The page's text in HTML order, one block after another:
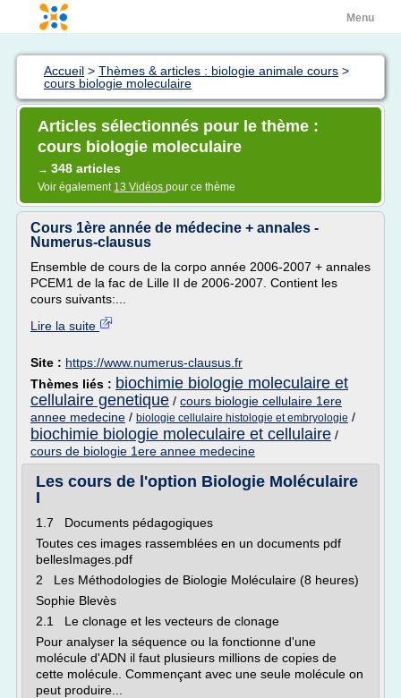
Menu
Accueil > Thèmes & articles : biologie animale cours >
cours biologie moleculaire
Articles sélectionnés pour le thème :
cours biologie moleculaire
→ 348 articles
Voir également 13 Vidéos pour ce thème
Cours 1ère année de médecine + annales -
Numerus-clausus
Ensemble de cours de la corpo année 2006-2007 + annales
PCEM1 de la fac de Lille II de 2006-2007. Contient les
cours suivants:...
Lire la suite
Site : https://www.numerus-clausus.fr
Thèmes liés : biochimie biologie moleculaire et
cellulaire genetique / cours biologie cellulaire 1ere
annee medecine / biologie cellulaire histologie et embryologie /
biochimie biologie moleculaire et cellulaire /
cours de biologie 1ere annee medecine
Les cours de l'option Biologie Moléculaire
I
1.7 Documents pédagogiques
Toutes ces images rassemblées en un documents pdf
bellesImages.pdf
2 Les Méthodologies de Biologie Moléculaire (8 heures)
Sophie Blevès
2.1 Le clonage et les vecteurs de clonage
Pour analyser la séquence ou la fonctionne d'une
molécule d'ADN il faut plusieurs millions de copies de
cette molécule. Commençant avec une seule molécule on
peut produire...